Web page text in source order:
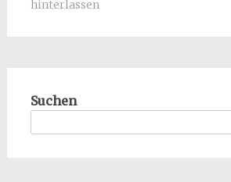
hinterlassen
Suchen